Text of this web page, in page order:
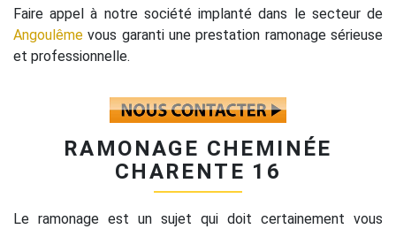
Faire appel à notre société implanté dans le secteur de
Angoulême vous garanti une prestation ramonage sérieuse
et professionnelle.
RAMONAGE CHEMINÉE
CHARENTE 16
Le ramonage est un sujet qui doit certainement vous